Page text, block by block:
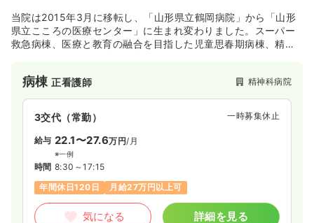
当院は2015年3月に移転し、「山形県立鶴岡病院」から「山形
県立こころの医療センター」に生まれ変わりました。スーパー
救急病棟、医療と教育の融合を目指した児童思春期病棟、精神
病棟正看護師 精神科病院
3交代（常勤） 一時募集休止
給与 22.1〜27.6万円/月
※一例
時間 8:30～17:15
年間休日120日
月給27万円以上可
気になる 詳細を見る